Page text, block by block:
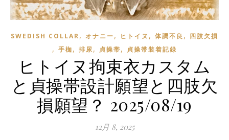
SWEDISH COLLAR, オナニー, ヒトイヌ , 体調不良 , 四肢欠損
, 手枷, 排尿, 貞操帯, 貞操帯装着記録
ヒトイヌ拘束衣カスタム
と貞操帯設計願望と四肢欠
損願望？ 2025/08/19
12月 8, 2025